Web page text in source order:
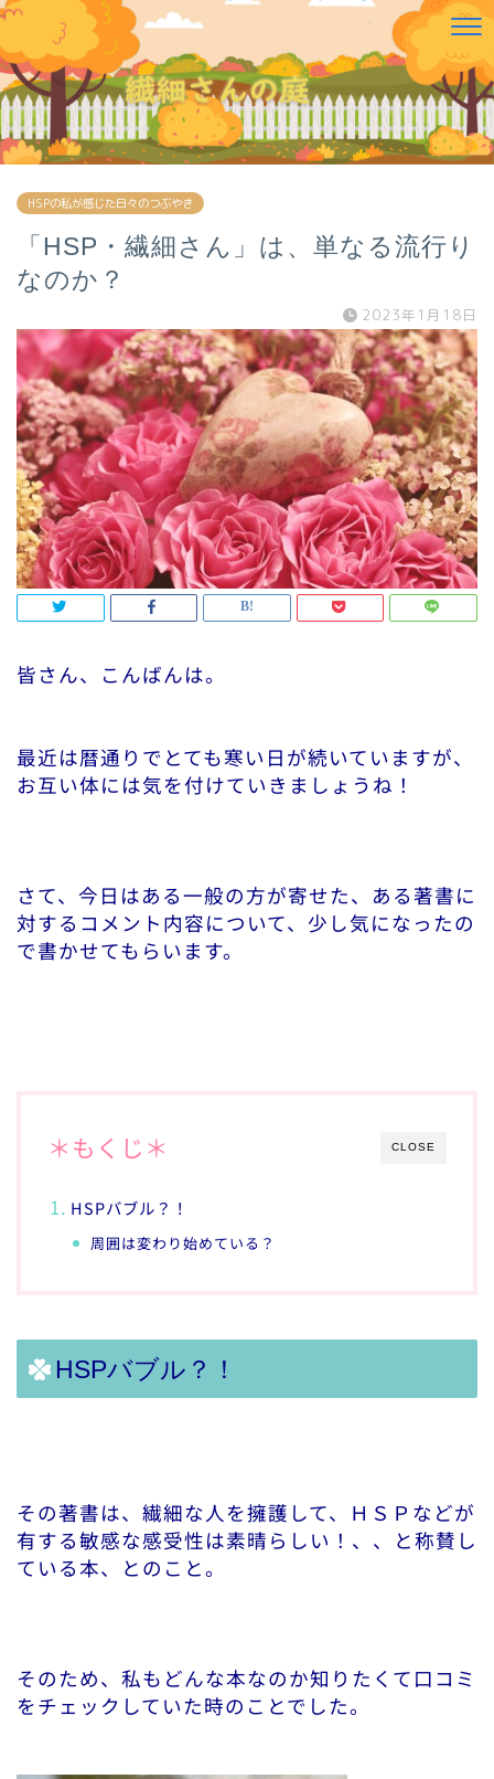
HSPの私が感じた日々のつぶやき
「HSP・繊細さん」は、単なる流行り
なのか？
2023年1月18日
皆さん、こんばんは。
最近は暦通りでとても寒い日が続いていますが、
お互い体には気を付けていきましょうね！
さて、今日はある一般の方が寄せた、ある著書に
対するコメント内容について、少し気になったの
で書かせてもらいます。
CLOSE
＊もくじ＊
HSPバブル？！
周囲は変わり始めている？
HSPバブル？！
その著書は、繊細な人を擁護して、ＨＳＰなどが
有する敏感な感受性は素晴らしい！、、と称賛し
ている本、とのこと。
そのため、私もどんな本なのか知りたくて口コミ
をチェックしていた時のことでした。